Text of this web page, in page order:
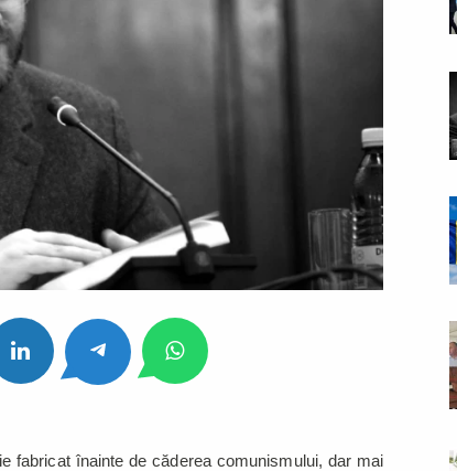
fabricat înainte de căderea comunismului, dar mai